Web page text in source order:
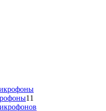
11